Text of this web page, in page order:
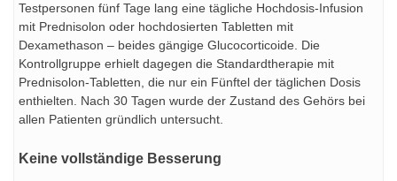
Testpersonen fünf Tage lang eine tägliche Hochdosis-Infusion
mit Prednisolon oder hochdosierten Tabletten mit
Dexamethason – beides gängige Glucocorticoide. Die
Kontrollgruppe erhielt dagegen die Standardtherapie mit
Prednisolon-Tabletten, die nur ein Fünftel der täglichen Dosis
enthielten. Nach 30 Tagen wurde der Zustand des Gehörs bei
allen Patienten gründlich untersucht.
Keine vollständige Besserung